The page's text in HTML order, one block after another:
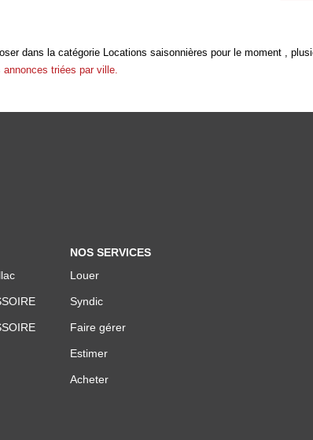
dans la catégorie Locations saisonnières pour le moment ,
annonces triées par ville.
NOS SERVICES
Louer
Syndic
Faire gérer
Estimer
Acheter